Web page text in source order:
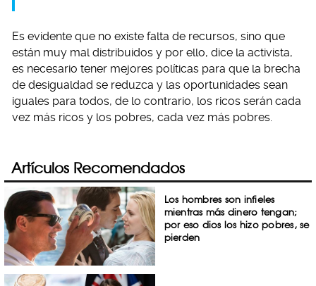
Es evidente que no existe falta de recursos, sino que
están muy mal distribuidos y por ello, dice la activista,
es necesario tener mejores políticas para que la brecha
de desigualdad se reduzca y las oportunidades sean
iguales para todos, de lo contrario, los ricos serán cada
vez más ricos y los pobres, cada vez más pobres.
Artículos Recomendados
Los hombres son infieles
mientras más dinero tengan;
por eso dios los hizo pobres, se
pierden